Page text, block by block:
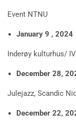
Event NTNU
January 9 , 2024
Inderøy kulturhus/
December 28,
Julejazz, Scandic
December 22,